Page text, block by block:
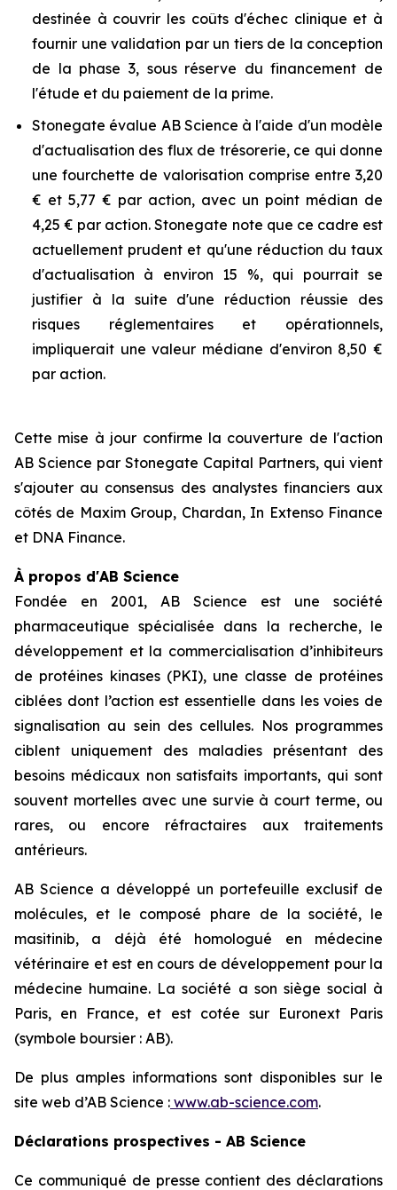
destinée à couvrir les coûts d'échec clinique et à
fournir une validation par un tiers de la conception
de la phase 3, sous réserve du financement de
l'étude et du paiement de la prime.
Stonegate évalue AB Science à l'aide d'un modèle
d'actualisation des flux de trésorerie, ce qui donne
une fourchette de valorisation comprise entre 3,20
€ et 5,77 € par action, avec un point médian de
4,25 € par action. Stonegate note que ce cadre est
actuellement prudent et qu'une réduction du taux
d'actualisation à environ 15 %, qui pourrait se
justifier à la suite d'une réduction réussie des
risques réglementaires et opérationnels,
impliquerait une valeur médiane d'environ 8,50 €
par action.
Cette mise à jour confirme la couverture de l'action
AB Science par Stonegate Capital Partners, qui vient
s'ajouter au consensus des analystes financiers aux
côtés de Maxim Group, Chardan, In Extenso Finance
et DNA Finance.
À propos d'AB Science
Fondée en 2001, AB Science est une société
pharmaceutique spécialisée dans la recherche, le
développement et la commercialisation d’inhibiteurs
de protéines kinases (PKI), une classe de protéines
ciblées dont l’action est essentielle dans les voies de
signalisation au sein des cellules. Nos programmes
ciblent uniquement des maladies présentant des
besoins médicaux non satisfaits importants, qui sont
souvent mortelles avec une survie à court terme, ou
rares, ou encore réfractaires aux traitements
antérieurs.
AB Science a développé un portefeuille exclusif de
molécules, et le composé phare de la société, le
masitinib, a déjà été homologué en médecine
vétérinaire et est en cours de développement pour la
médecine humaine. La société a son siège social à
Paris, en France, et est cotée sur Euronext Paris
(symbole boursier : AB).
De plus amples informations sont disponibles sur le
site web d’AB Science : www.ab-science.com.
Déclarations prospectives - AB Science
Ce communiqué de presse contient des déclarations